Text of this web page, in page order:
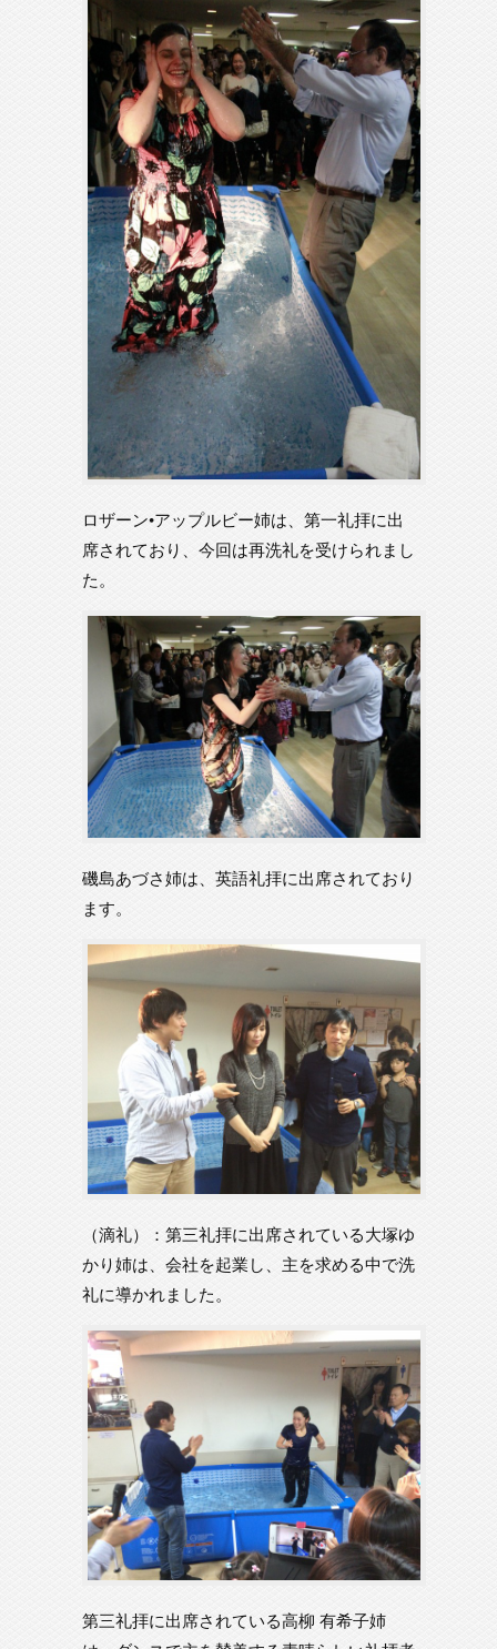
ロザーン•アップルビー姉は、第一礼拝に出
席されており、今回は再洗礼を受けられまし
た。
磯島あづさ姉は、英語礼拝に出席されており
ます。
（滴礼）：第三礼拝に出席されている大塚ゆ
かり姉は、会社を起業し、主を求める中で洗
礼に導かれました。
第三礼拝に出席されている高柳 有希子姉